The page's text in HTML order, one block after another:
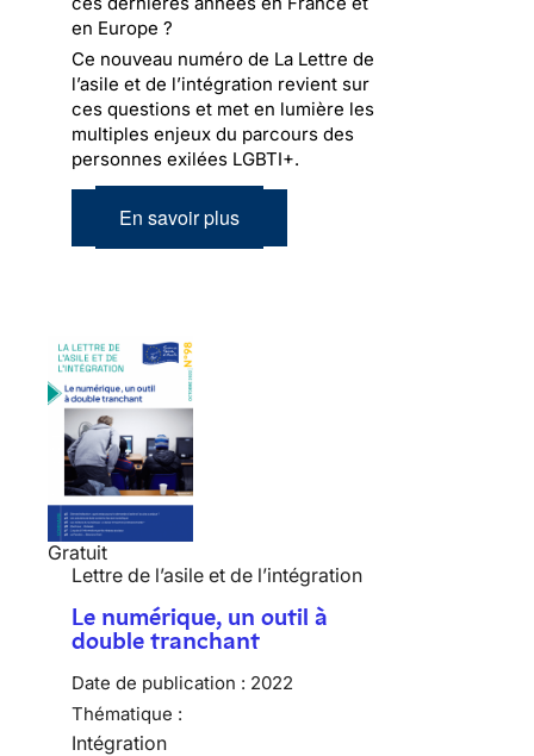
en Europe ?
Ce nouveau numéro de La Lettre de
l’asile et de l’intégration revient sur
ces questions et met en lumière les
multiples enjeux du parcours des
personnes exilées LGBTI+.
En savoir plus
Gratuit
Lettre de l’asile et de l’intégration
Le numérique, un outil à
double tranchant
Date de publication : 2022
Thématique :
Intégration